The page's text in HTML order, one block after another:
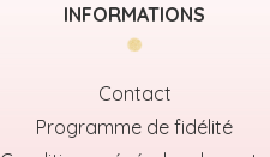
INFORMATIONS
Contact
Programme de fidélité